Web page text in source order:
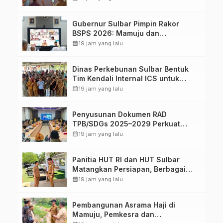
Gubernur Sulbar Pimpin Rakor
BSPS 2026: Mamuju dan
Pasangkayu Masih Nol Realisasi
calendar_month19 jam yang lalu
Dinas Perkebunan Sulbar Bentuk
Tim Kendali Internal ICS untuk
Dukung Sertifikasi ISPO Pekebun di
calendar_month19 jam yang lalu
Penyusunan Dokumen RAD
TPB/SDGs 2025–2029 Perkuat
Arah Pembangunan Berkelanjutan
calendar_month19 jam yang lalu
Panitia HUT RI dan HUT Sulbar
Matangkan Persiapan, Berbagai
Lomba Akan Dilaksanakan Pemprov
calendar_month19 jam yang lalu
Pembangunan Asrama Haji di
Mamuju, Pemkesra dan